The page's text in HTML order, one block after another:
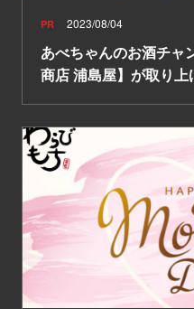
PR 2023/08/04
あべちゃんのお酒チャ
商店 浦島屋】が取り上